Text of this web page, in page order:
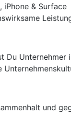
iPhone & Surface
Du Unternehmer
und